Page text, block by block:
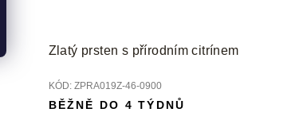
Zlatý prsten s přírodním citrínem
KÓD: ZPRA019Z-46-0900
BĚŽNĚ DO 4 TÝDNŮ